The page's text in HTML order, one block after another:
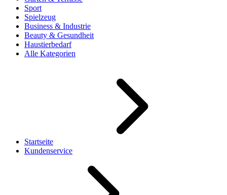
Sport
Spielzeug
Business & Industrie
Beauty & Gesundheit
Haustierbedarf
Alle Kategorien
Startseite
Kundenservice